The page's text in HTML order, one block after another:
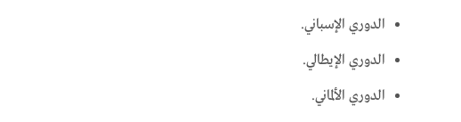
الدوري الإسباني.
الدوري الإيطالي.
الدوري الألماني.